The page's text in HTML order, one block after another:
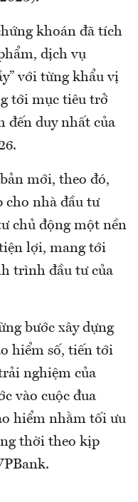
khoán đã tích
dịch vụ
với từng khẩu vị
tới mục tiêu trở
đến duy nhất của
mới, theo đó,
cho nhà đầu tư
chủ động một nền
lợi, mang tới
trình đầu tư của
bước xây dựng
hiểm số, tiến tới
nghiệm của
vào cuộc đua
hiểm nhằm tối ưu
thời theo kịp